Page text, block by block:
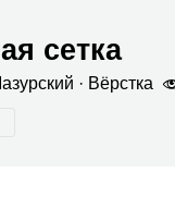
сетка
· Вёрстка